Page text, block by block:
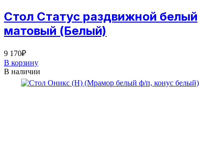
Стол Статус раздвижной белый
матовый (Белый)
9 170₽
В корзину
В наличии